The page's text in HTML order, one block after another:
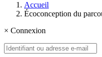
Accueil
Écoconception du
× Connexion